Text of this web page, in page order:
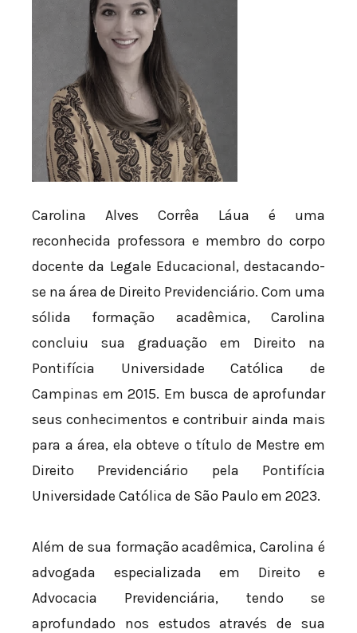
Carolina Alves Corrêa Láua é uma
reconhecida professora e membro do corpo
docente da Legale Educacional, destacando-
se na área de Direito Previdenciário. Com uma
sólida formação acadêmica, Carolina
concluiu sua graduação em Direito na
Pontifícia Universidade Católica de
Campinas em 2015. Em busca de aprofundar
seus conhecimentos e contribuir ainda mais
para a área, ela obteve o título de Mestre em
Direito Previdenciário pela Pontifícia
Universidade Católica de São Paulo em 2023.
Além de sua formação acadêmica, Carolina é
advogada especializada em Direito e
Advocacia Previdenciária, tendo se
aprofundado nos estudos através de sua